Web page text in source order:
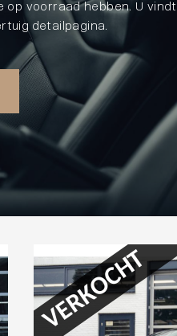
op voorraad hebben. U
detailpagina.
VERKOCHT